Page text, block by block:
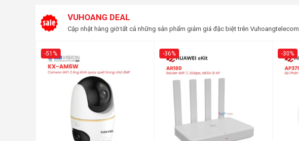
VUHOANG DEAL
Cập nhật hàng giờ tất cả những sản phẩm giảm giá đặc biệt trên Vuhoangtelecom
-51% -36% -30%